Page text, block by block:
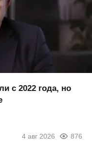
с 2022 года, но
4 авг 2026 876